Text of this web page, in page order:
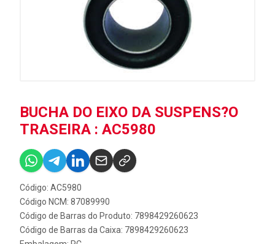
BUCHA DO EIXO DA SUSPENS?O
TRASEIRA : AC5980
Código: AC5980
Código NCM: 87089990
Código de Barras do Produto: 7898429260623
Código de Barras da Caixa: 7898429260623